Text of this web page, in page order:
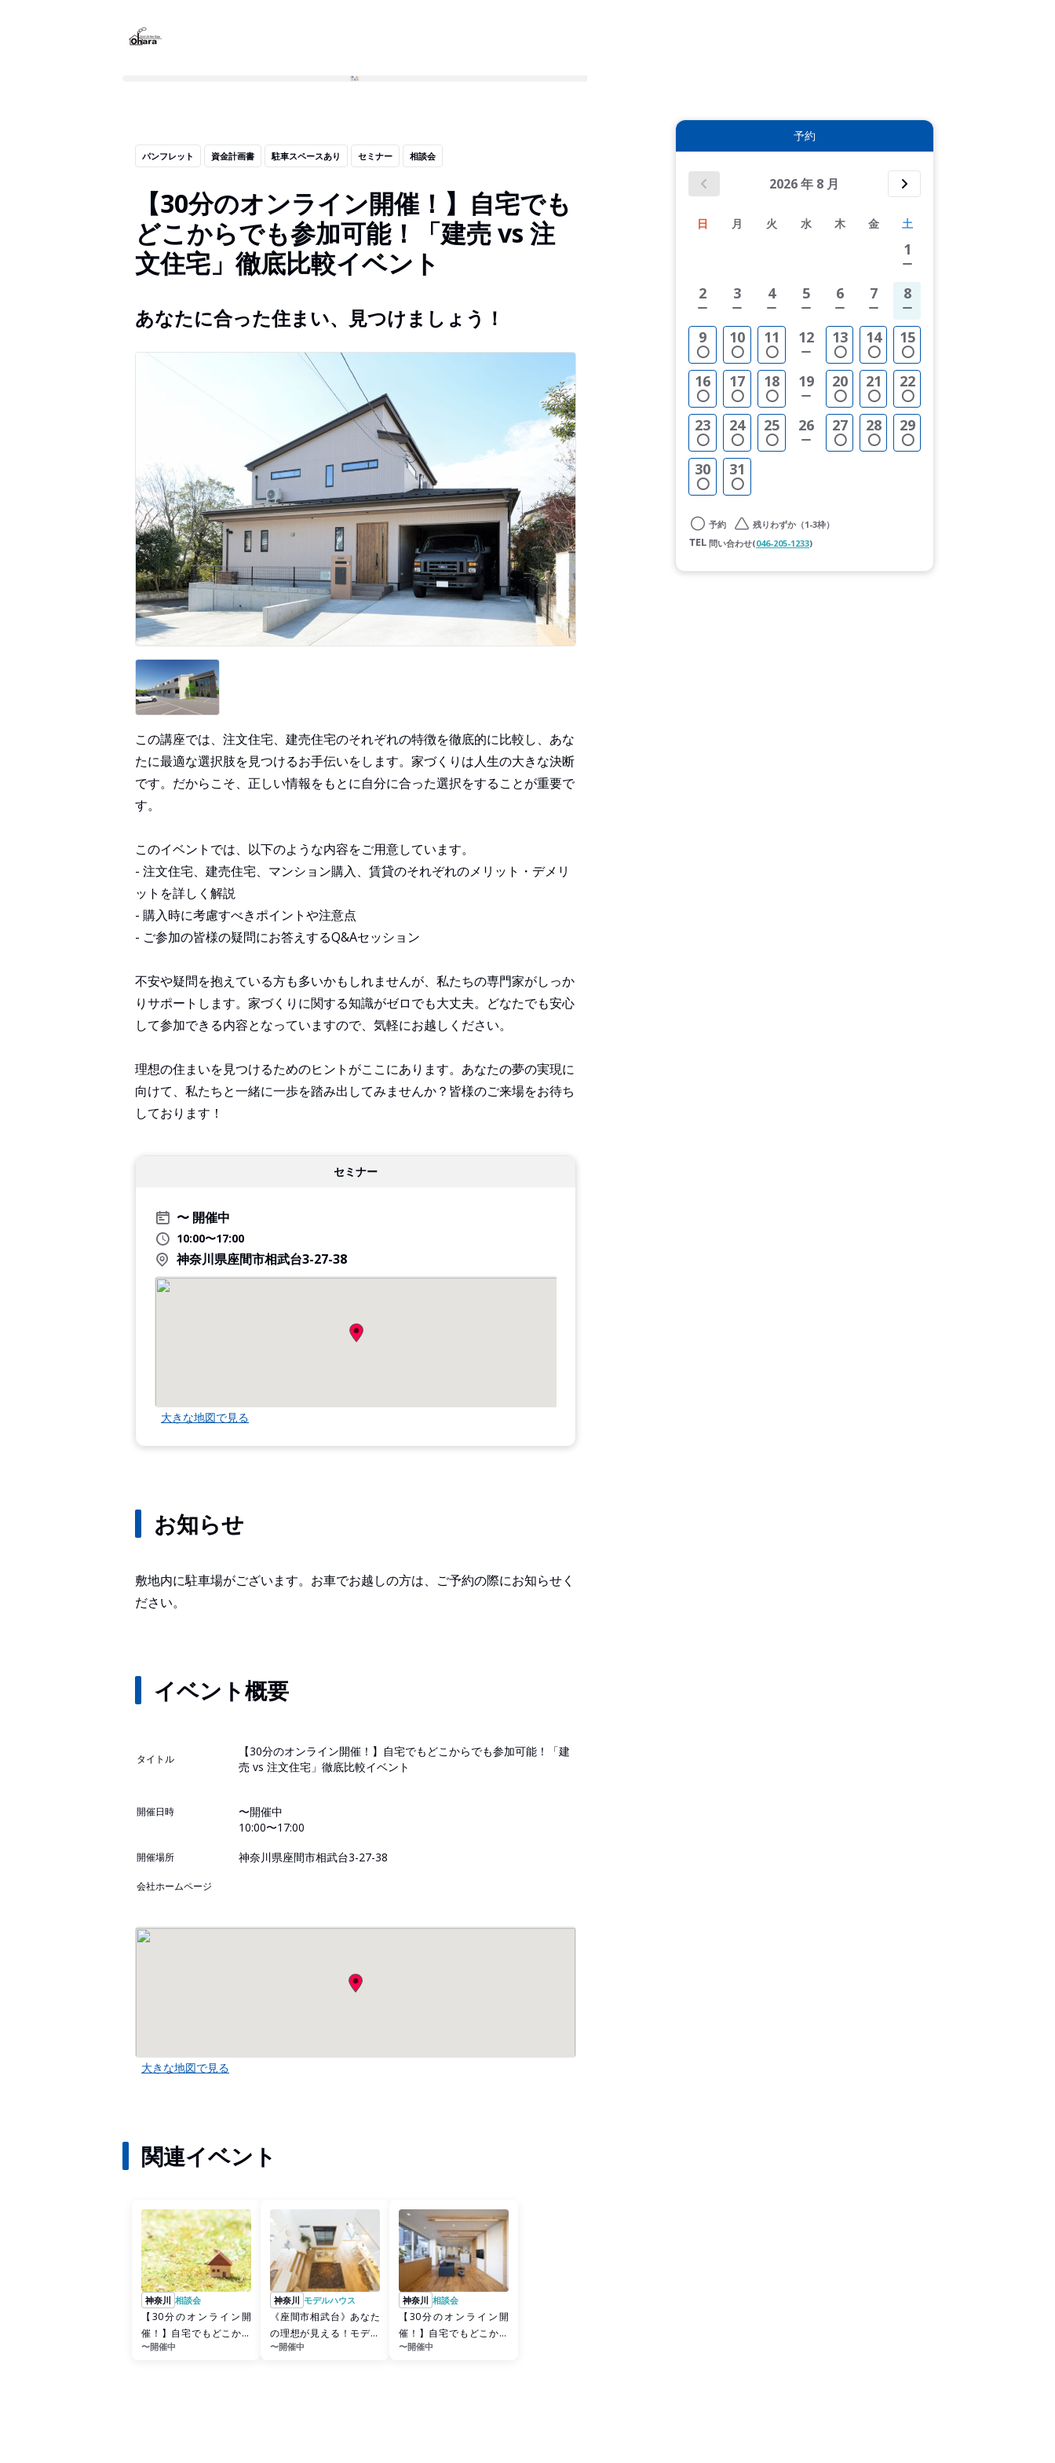
パンフレット 資金計画書 駐車スペースあり セミナー 相談会
【30分のオンライン開催！】自宅でも
どこからでも参加可能！「建売 vs 注
文住宅」徹底比較イベント
あなたに合った住まい、見つけましょう！
この講座では、注文住宅、建売住宅のそれぞれの特徴を徹底的に比較し、あな
たに最適な選択肢を見つけるお手伝いをします。家づくりは人生の大きな決断
です。だからこそ、正しい情報をもとに自分に合った選択をすることが重要で
す。
このイベントでは、以下のような内容をご用意しています。
- 注文住宅、建売住宅、マンション購入、賃貸のそれぞれのメリット・デメリ
ットを詳しく解説
- 購入時に考慮すべきポイントや注意点
- ご参加の皆様の疑問にお答えするQ&Aセッション
不安や疑問を抱えている方も多いかもしれませんが、私たちの専門家がしっか
りサポートします。家づくりに関する知識がゼロでも大丈夫。どなたでも安心
して参加できる内容となっていますので、気軽にお越しください。
理想の住まいを見つけるためのヒントがここにあります。あなたの夢の実現に
向けて、私たちと一緒に一歩を踏み出してみませんか？皆様のご来場をお待ち
しております！
セミナー
開催中
10:00〜17:00
神奈川県座間市相武台3-27-38
大きな地図で見る
お知らせ
敷地内に駐車場がございます。お車でお越しの方は、ご予約の際にお知らせく
ださい。
イベント概要
タイトル
【30分のオンライン開催！】自宅でもどこからでも参加可能！「建
売 vs 注文住宅」徹底比較イベント
開催日時
〜開催中
10:00〜17:00
開催場所 神奈川県座間市相武台3-27-38
会社ホームページ
大きな地図で見る
関連イベント
神奈川 相談会
【30分のオンライン開
催！】自宅でもどこから
でも参加可能！理想を叶
〜開催中
神奈川 モデルハウス
《座間市相武台》あなた
の理想が見える！モデル
ハウス体験
〜開催中
神奈川 相談会
【30分のオンライン開
催！】自宅でもどこから
でも参加可能！総額・諸
〜開催中
予約
2026年 8 月
日 月 火 水 木 金 土
1
2 3 4 5 6 7 8
9 10 11 12 13 14 15
16 17 18 19 20 21 22
23 24 25 26 27 28 29
30 31
予約
残りわずか（1-3枠）
問い合わせ(046-205-1233)